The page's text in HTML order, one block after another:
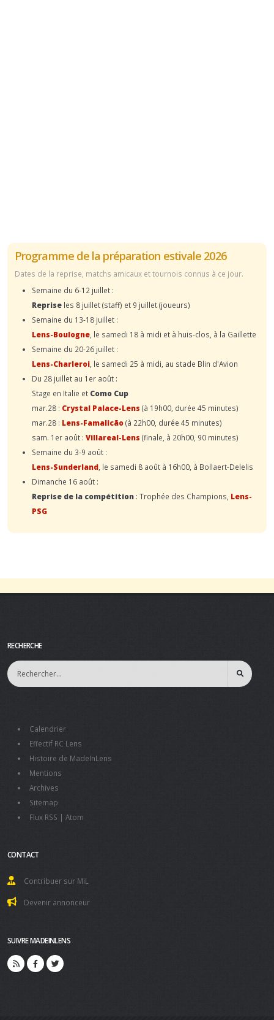
Programme de la préparation estivale 2026
Dates de la reprise, matchs amicaux et tournois connus à ce jour.
Semaine du 6-12 juillet :
Reprise les 8 juillet (staff) et 9 juillet (joueurs)
Semaine du 13-18 juillet :
Lens-Boulogne , le samedi 18 à midi et à huis-clos, à la Gaillette
Semaine du 20-26 juillet :
Lens-Charleroi , le samedi 25 à midi, au stade Blin d'Avion
Du 28 juillet au 1er août :
Stage en Italie et Como Cup
mar.28 : Crystal Palace-Lens (à 19h00, durée 45 minutes)
mar.28 : Lens-Famalicão(à 22h00, durée 45 minutes)
sam. 1er août : Villareal-Lens (finale, à 20h00, 90 minutes)
Semaine du 3-9 août :
Lens-Sunderland , le samedi 8 août à 16h00, à Bollaert-Delelis
Dimanche 16 août :
Reprise de la compétition : Trophée des Champions, Lens-
PSG
RECHERCHE
Calendrier
Effectif RC Lens
Histoire de MadeInLens
Mentions
Archives
Sitemap
Flux RSS | Atom
CONTACT
Contribuer sur MiL
Devenir annonceur
SUIVRE MADEINLENS